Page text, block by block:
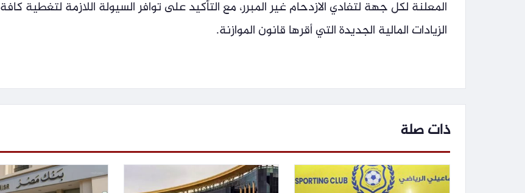
المعلنة لكل جهة لتفادي الازدحام غير المبرر، مع التأكيد على توافر السيولة اللازمة لتغطية كافة
الزيادات المالية الجديدة التي أقرها قانون الموازنة.
ذات صلة